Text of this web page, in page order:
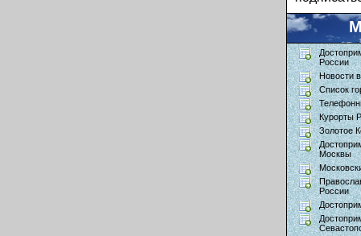
России
Новости
Список
Курорты
Золотое
Москвы
России